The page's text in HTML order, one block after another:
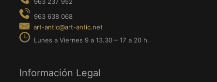
Información Legal